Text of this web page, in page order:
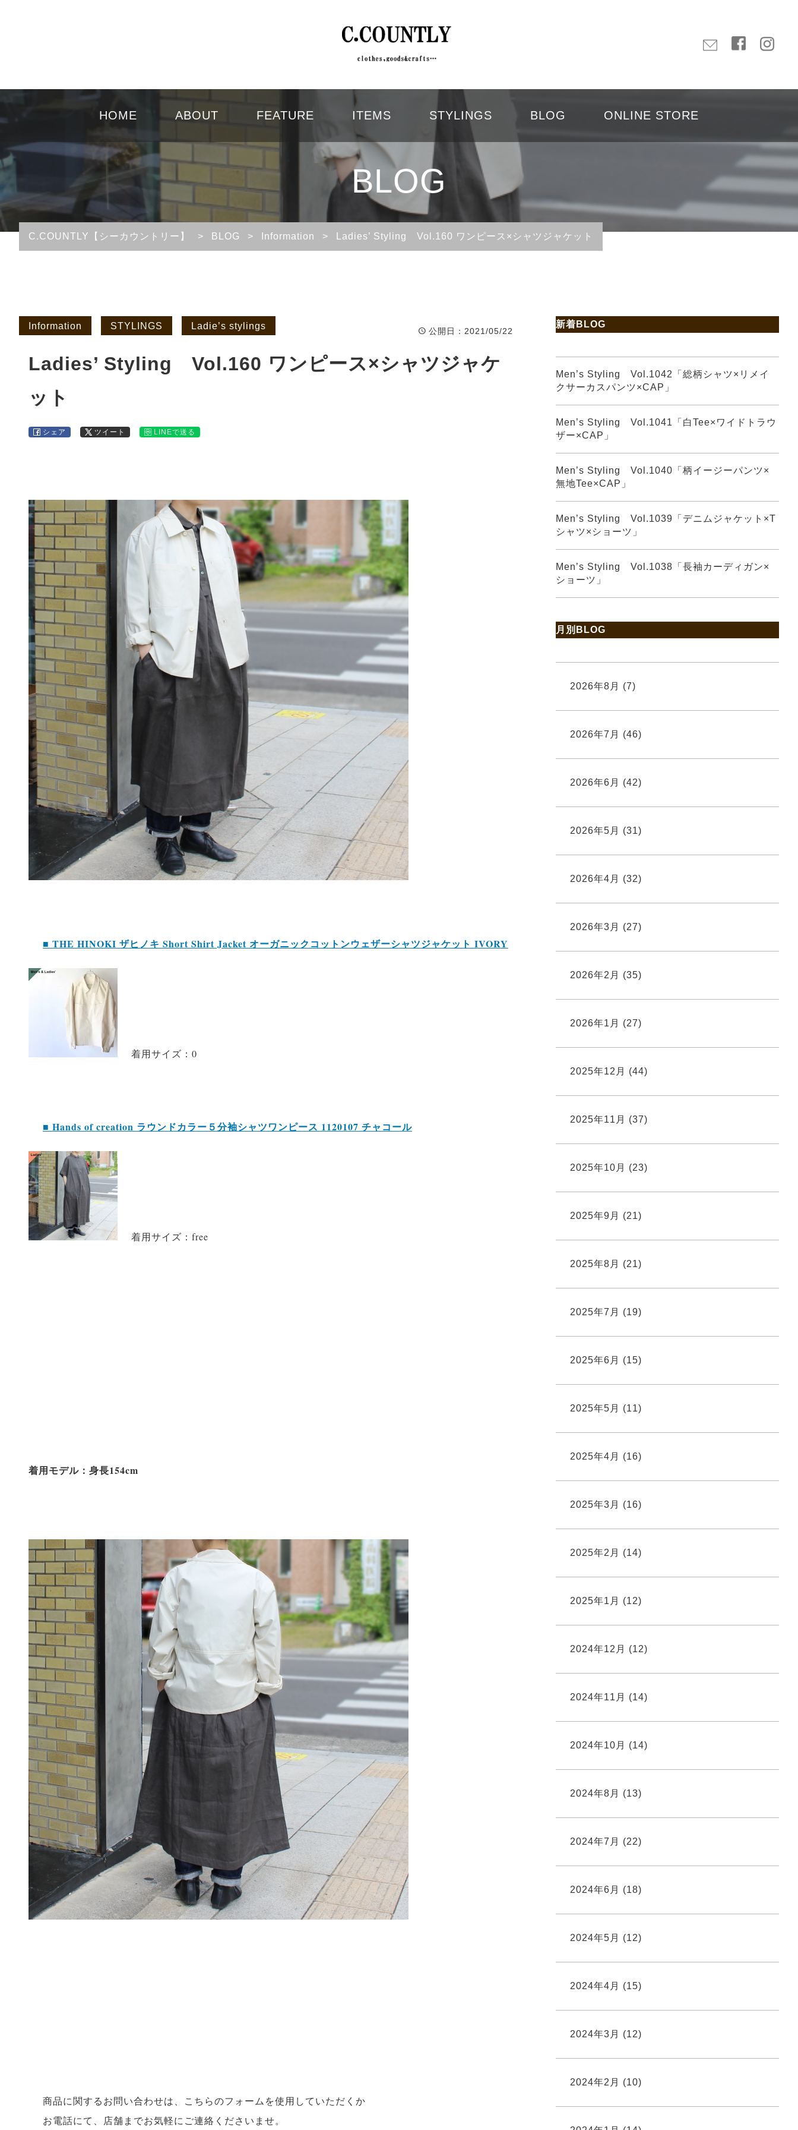
HOME ABOUT FEATURE ITEMS STYLINGS BLOG ONLINE STORE
BLOG
C.COUNTLY【シーカウントリー】 > BLOG > Information > Ladies’ Styling Vol.160 ワンピース×シャツジャケット
Information STYLINGS Ladie’s stylings
公開日 ：2021/05/22
Ladies’ Styling Vol.160 ワンピース×シャツジャケ
ット
シェア ツイート LINEで送る
■ THE HINOKI ザヒノキ Short Shirt Jacket オーガニックコットンウェザーシャツジャケット IVORY
着用サイズ：0
■ Hands of creation ラウンドカラー５分袖シャツワンピース 1120107 チャコール
着用サイズ：free
着用モデル：身長154cm
商品に関するお問い合わせは、こちらのフォームを使用していただくか
お電話にて、店舗までお気軽にご連絡くださいませ。
新着BLOG
Men’s Styling Vol.1042「総柄シャツ×リメイ
クサーカスパンツ×CAP」
Men’s Styling Vol.1041「白Tee×ワイドトラウ
ザー×CAP」
Men’s Styling Vol.1040「柄イージーパンツ×
無地Tee×CAP」
Men’s Styling Vol.1039「デニムジャケット×T
シャツ×ショーツ」
Men’s Styling Vol.1038「長袖カーディガン×
ショーツ」
月別BLOG
2026年8月 (7)
2026年7月 (46)
2026年6月 (42)
2026年5月 (31)
2026年4月 (32)
2026年3月 (27)
2026年2月 (35)
2026年1月 (27)
2025年12月 (44)
2025年11月 (37)
2025年10月 (23)
2025年9月 (21)
2025年8月 (21)
2025年7月 (19)
2025年6月 (15)
2025年5月 (11)
2025年4月 (16)
2025年3月 (16)
2025年2月 (14)
2025年1月 (12)
2024年12月 (12)
2024年11月 (14)
2024年10月 (14)
2024年8月 (13)
2024年7月 (22)
2024年6月 (18)
2024年5月 (12)
2024年4月 (15)
2024年3月 (12)
2024年2月 (10)